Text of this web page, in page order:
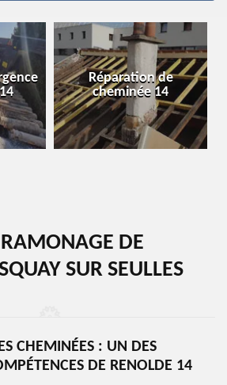
Réparation de
cheminée 14
DE
SUR SEULLES
CHEMINÉES : UN DES
DE RENOLDE 14